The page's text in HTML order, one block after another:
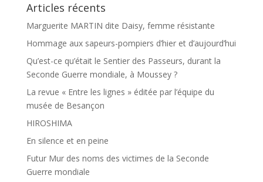
Articles récents
Marguerite MARTIN dite Daisy, femme résistante
Hommage aux sapeurs-pompiers d’hier et d’aujourd’hui
Qu’est-ce qu’était le Sentier des Passeurs, durant la
Seconde Guerre mondiale, à Moussey ?
La revue « Entre les lignes » éditée par l’équipe du
musée de Besançon
HIROSHIMA
En silence et en peine
Futur Mur des noms des victimes de la Seconde
Guerre mondiale